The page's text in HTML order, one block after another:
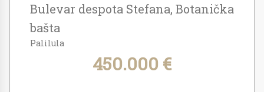
Bulevar despota Stefana, Botanička
bašta
Palilula
450.000 €